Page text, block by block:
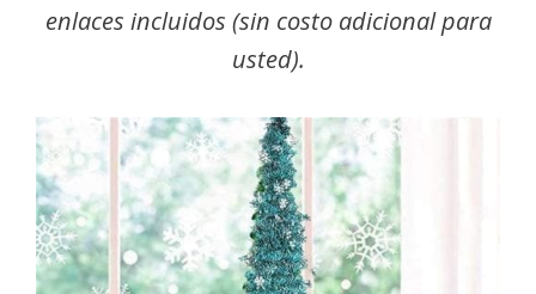
enlaces incluidos (sin costo adicional para
usted).